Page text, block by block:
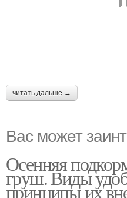
читать дальше →
Вас может
Осенняя
груш. Виды
принципы их